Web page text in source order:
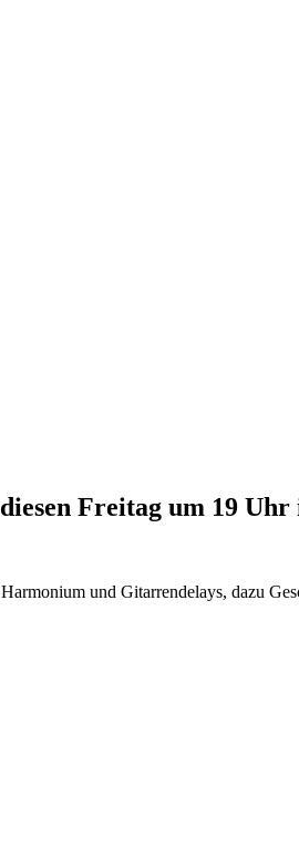
Freitag um 19
und Gitarrendelays, dazu